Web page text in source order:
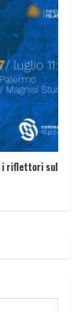
i riflettori sul